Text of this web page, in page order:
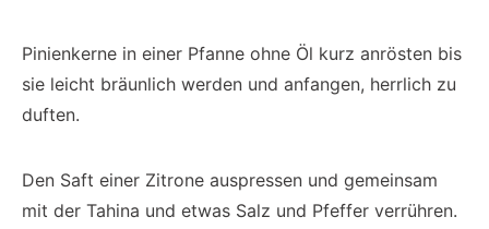
Pinienkerne in einer Pfanne ohne Öl kurz anrösten bis
sie leicht bräunlich werden und anfangen, herrlich zu
duften.
Den Saft einer Zitrone auspressen und gemeinsam
mit der Tahina und etwas Salz und Pfeffer verrühren.